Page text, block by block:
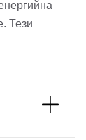
Тези
Ще